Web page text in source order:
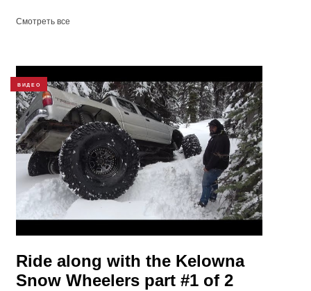
Смотреть все
ВИДЕО
Ride along with the Kelowna
Snow Wheelers part #1 of 2